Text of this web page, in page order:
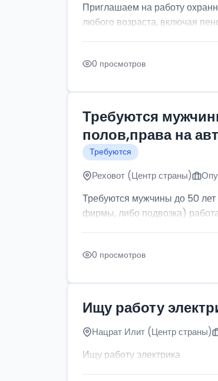
Приглашаем на работу
любого возраста, включая
0 просмотров
Требуются
полов,права на
Требуются
Реховот (Центр страны)
Требуются мужчины до 50
фирмы, либо подвозка)
0 просмотров
Ищу работу
Нацрат Илит (Центр страны)
Ищу работу электрика